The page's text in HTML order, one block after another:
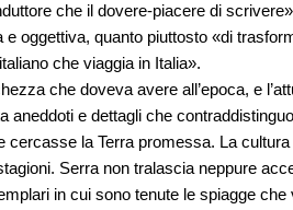
che il dovere-piacere di
e oggettiva, quanto piuttosto «di
che viaggia in Italia».
che doveva avere all’epoca, e
aneddoti e dettagli che
cercasse la Terra promessa. La cultura
Serra non tralascia neppure
in cui sono tenute le spiagge che